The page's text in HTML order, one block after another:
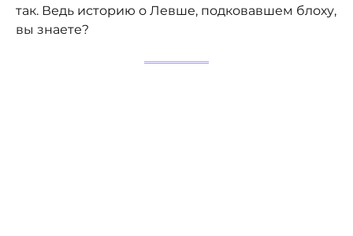
так. Ведь историю о Левше, подковавшем блоху,
вы знаете?